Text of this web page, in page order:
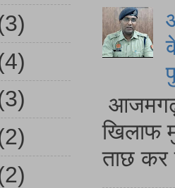
आजमगढ़
खिलाफ
ताछ कर